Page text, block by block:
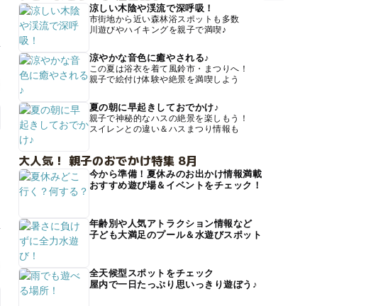
涼しい木陰や渓流で深呼吸！
市街地から近い森林浴スポットも多数
川遊びやハイキングを親子で満喫♪
涼やかな音色に癒やされる♪
この夏は浴衣を着て風鈴市・まつりへ！
親子で絵付け体験や絶景を満喫しよう
夏の朝に早起きしておでかけ♪
親子で神秘的なハスの絶景を楽しもう！
スイレンとの違い＆ハスまつり情報も
大人気！ 親子のおでかけ特集 8月
今から準備！夏休みのお出かけ情報満載
おすすめ遊び場＆イベントをチェック！
年齢別や人気アトラクション情報など
子ども大満足のプール＆水遊びスポット
全天候型スポットをチェック
屋内で一日たっぷり思いっきり遊ぼう♪